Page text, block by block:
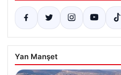
Yan Manşet